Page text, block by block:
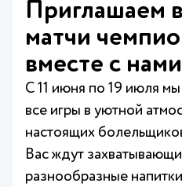
Приглашаем
матчи
вместе с нами
С 11 июня по 19 июля
все игры в уютной
настоящих
Вас ждут
разнообразные